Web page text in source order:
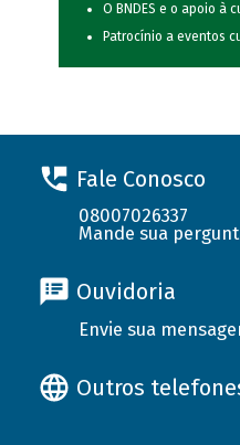
O BNDES e o apoio à
Patrocínio a eventos
Fale Conosco
08007026337
Mande sua
Ouvidoria
Envie sua
Outros